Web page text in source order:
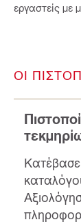
εργαστείς με
ΟΙ
Κατέβασε